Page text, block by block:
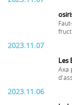
2023.11.07
Les
Axa
2023.11.06